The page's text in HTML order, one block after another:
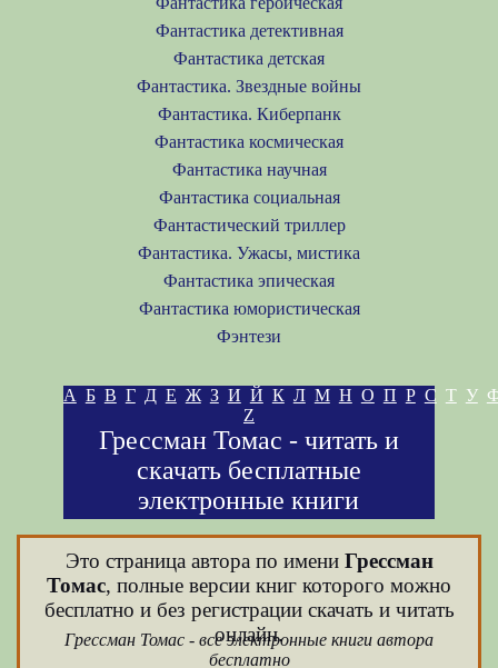
Фантастика детективная
Фантастика детская
Фантастика. Звездные войны
Фантастика. Киберпанк
Фантастика космическая
Фантастика научная
Фантастика социальная
Фантастический триллер
Фантастика. Ужасы, мистика
Фантастика эпическая
Фантастика юмористическая
Фэнтези
А Б В Г Д Е Ж З И Й К Л М Н О П Р С Т У
Z
Грессман Томас - читать и
скачать бесплатные
электронные книги
Это страница автора по имени Грессман
Томас, полные версии книг которого можно
бесплатно и без регистрации скачать и читать
онлайн.
Грессман Томас - все электронные книги автора
бесплатно